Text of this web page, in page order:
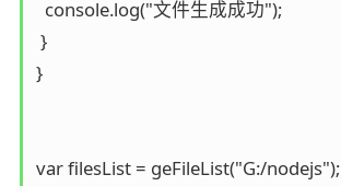
  console.log("文件生成成功");
}
}
var filesList = geFileList("G:/nodejs");